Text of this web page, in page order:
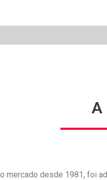
A
mercado desde 1981, foi